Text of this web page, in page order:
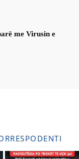
me Virusin e